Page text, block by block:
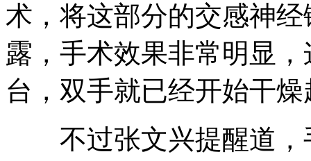
术，将这部分的交感神
露，手术效果非常明显
台，双手就已经开始干
不过张文兴提醒道，